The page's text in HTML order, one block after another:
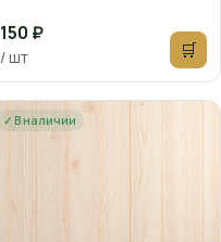
150 ₽
/ шт 🛒
✓ В наличии